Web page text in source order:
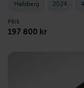
Hallsberg 2024
PRIS
197 800 kr